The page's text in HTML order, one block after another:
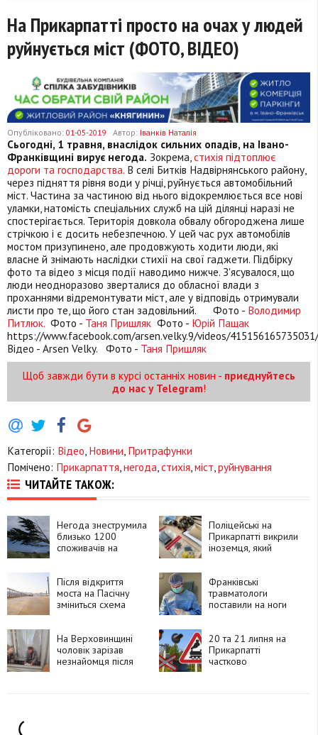
На Прикарпатті просто на очах у людей
руйнується міст (ФОТО, ВІДЕО)
Опубліковано: 01-05-2019 Автор: Іванків Наталія
Сьогодні, 1 травня, внаслідок сильних опадів, на Івано-
Франківщині вирує негода. Зокрема,стихія підтоплює
дороги та господарства. В селі Битків Надвірнянського району,
через підняття рівня води у річці, руйнується автомобільний
міст. Частина за частиною від нього відокремлюється все нові
уламки, натомість спеціальних служб на цій ділянці наразі не
спостерігається. Територія довкола обвалу обгороджена лише
стрічкою і є досить небезпечною. У цей час рух автомобілів
мостом призупинено, але продовжують ходити люди, які
власне й знімають наслідки стихії на свої гаджети. Підбірку
фото та відео з місця події наводимо нижче. З'ясувалося, що
люди неодноразово зверталися до обласної влади з
проханнями відремонтувати міст, але у відповідь отримували
листи про те, що його стан задовільний.
Фото - Володимир
Питлюк. Фото - Таня Пришляк Фото - Юрій Пащак
https://www.facebook.com/arsen.velky.9/videos/415156165735031/
Відео - Arsen Velky. Фото - Таня Пришляк
Щоб завжди бути в курсі останніх новин - приєднуйтесь
до нас у Telegram!
Категорії: Відео Новини Притрафунки
Помічено: Прикарпаття негода стихія міст руйнування
ЧИТАЙТЕ ТАКОЖ:
Негода знеструмила
близько 1200
споживачів на
Поліцейські на
Прикарпатті викрили
іноземця, який
Telegram і збував їх
покупцям
Після відкриття
моста на Пасічну
зміниться схема
Франківські
травматологи
поставили на ноги
операції
На Верховинщині
чоловік зарізав
незнайомця після
20 та 21 липня на
Прикарпатті
частково